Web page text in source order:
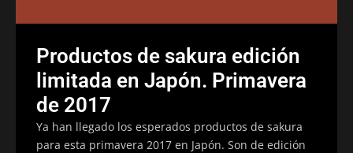
Productos de sakura edición
limitada en Japón. Primavera
de 2017
Ya han llegado los esperados productos de sakura
para esta primavera 2017 en Japón. Son de edición